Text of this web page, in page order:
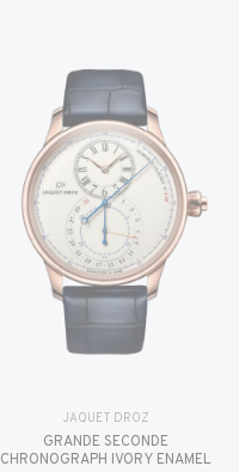
JAQUET DROZ
GRANDE SECONDE
CHRONOGRAPH IVORY ENAMEL